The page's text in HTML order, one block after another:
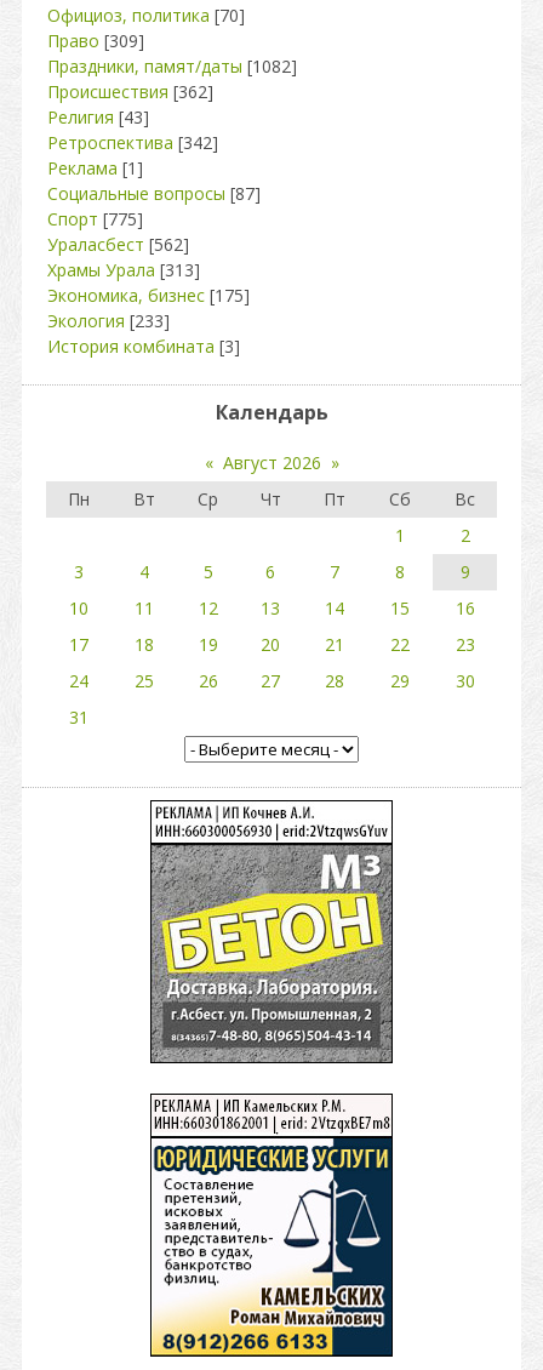
Официоз, политика [70]
Право [309]
Праздники, памят/даты [1082]
Происшествия [362]
Религия [43]
Ретроспектива [342]
Реклама [1]
Социальные вопросы [87]
Спорт [775]
Ураласбест [562]
Храмы Урала [313]
Экономика, бизнес [175]
Экология [233]
История комбината [3]
Календарь
« Август 2026 »
Пн
Вт Ср Чт Пт Сб
Вс
1
2
3
4 5 6 7 8
9
10
11 12 13 14 15
16
17
18 19 20 21 22
23
24
25 26 27 28 29
30
31